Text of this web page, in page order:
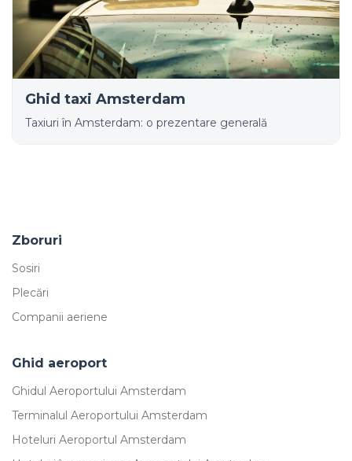
Ghid taxi Amsterdam
Taxiuri în Amsterdam: o prezentare generală
Zboruri
Sosiri
Plecări
Companii aeriene
Ghid aeroport
Ghidul Aeroportului Amsterdam
Terminalul Aeroportului Amsterdam
Hoteluri Aeroportul Amsterdam